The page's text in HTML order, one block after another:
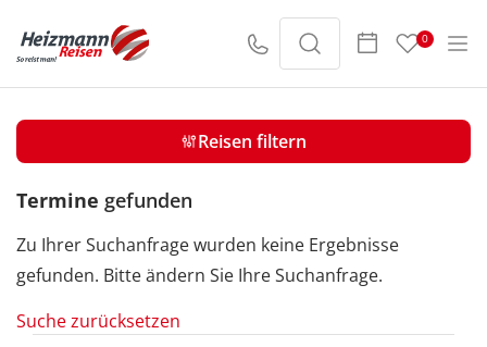
0
Suche verfeinern
Sortieren nach
Preis
Reisen filtern
Termine gefunden
Zu Ihrer Suchanfrage wurden keine Ergebnisse
gefunden. Bitte ändern Sie Ihre Suchanfrage.
Suche zurücksetzen